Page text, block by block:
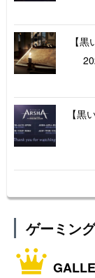
【
【黒
ゲーミン